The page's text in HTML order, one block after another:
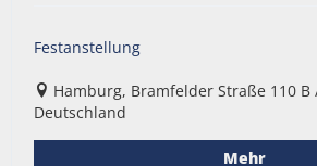
Festanstellung
Hamburg, Bramfelder Straße 110 B
Deutschland
Mehr